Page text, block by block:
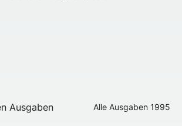
Ausgaben Alle Ausgaben 1995